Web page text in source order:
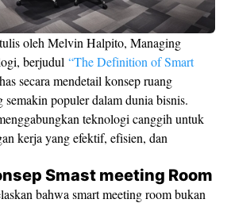
oleh Melvin Halpito, Managing
berjudul “The Definition of Smart
secara mendetail konsep ruang
semakin populer dalam dunia bisnis.
teknologi canggih untuk
kerja yang efektif, efisien, dan
Smast meeting Room
bahwa smart meeting room bukan